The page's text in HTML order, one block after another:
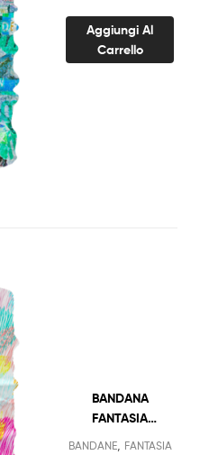
Aggiungi Al
Carrello
BANDANA
FANTASIA
CUORI
BANDANE, FANTASIA